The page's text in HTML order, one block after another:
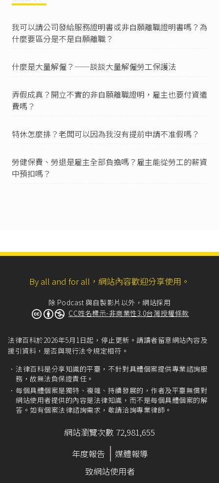
在事業單位內所擔任之職務、工作性質、工作年
資及工資為主。」
決。
III 違反第七條、第九條第一項、第十六條、第十
者，處新臺幣二萬元以上三十萬元以下罰鍰。
罰鍰最高額二分之一。」
就業保險法第25條第3項。
時，應於員工離職之十日前，將被資遣員工之姓
事由及需否就業輔導等事項，列冊通報當地主管
機關及公立就業服務機構。」
三條第一項、第四十一條、第四十三條、第五十
六條第一項、第五十七條第三款、第四款或第六
下罰鍰。」
可參考例如臺北市政府勞動局（2021），《非自
願離職》。
勞動基準法第7條：「
出生年月日、本籍、教育程度、住址、身分證統
期、獎懲、傷病及其他必要事項。
II 前項勞工名卡，應保管至勞工離職後五年。」
我可以請公司發給服務證明書或非自願離職證明書嗎？為
什麼要區分是不是自願離職？
什麼是大量解僱？——談談大量解僱勞工保護法
弄假成真？開立不實的非自願離職證明，雇主也要付資遣
費嗎？
特休怎麼排？老闆可以因為我沒有提前申請不准假嗎？
勞健保費、勞退是雇主全部負擔嗎？雇主能從勞工的薪資
中預扣嗎？
By all and for all，網站內容歡迎分享使用。
除 Podcast 與自製影片以外，網站採用
CC姓名標示-非商業性3.0台灣授權條款
法律百科於2026年5月1日起，停止更新。請讀者留意網站內容及
援引資料，是否與現行法令規定相符。
法律百科是分享知識的平臺，不針對具體個案提供專業諮詢服
務，故無法負保證責任。
每個具體個案是獨特、複雜、持續發展的，作者及平臺無償對
網站使用者提供的內容是法律知識，而不是每個具體個案的解
答。如有個案法律諮詢需求，敬請洽詢專業律師。
網站瀏覽次數 72,981,655
年度報告
媒體報導
致網站使用者